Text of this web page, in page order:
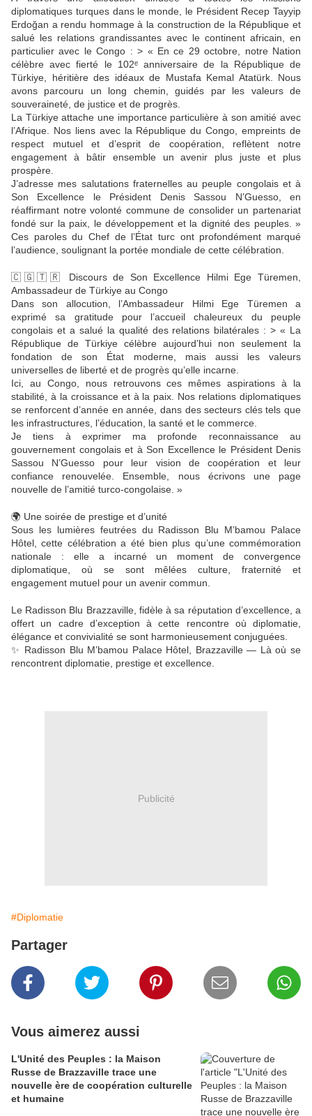
diplomatiques turques dans le monde, le Président Recep Tayyip
Erdoğan a rendu hommage à la construction de la République et
salué les relations grandissantes avec le continent africain, en
particulier avec le Congo : > « En ce 29 octobre, notre Nation
célèbre avec fierté le 102ᵉ anniversaire de la République de
Türkiye, héritière des idéaux de Mustafa Kemal Atatürk. Nous
avons parcouru un long chemin, guidés par les valeurs de
souveraineté, de justice et de progrès.
La Türkiye attache une importance particulière à son amitié avec
l’Afrique. Nos liens avec la République du Congo, empreints de
respect mutuel et d’esprit de coopération, reflètent notre
engagement à bâtir ensemble un avenir plus juste et plus
prospère.
J’adresse mes salutations fraternelles au peuple congolais et à
Son Excellence le Président Denis Sassou N’Guesso, en
réaffirmant notre volonté commune de consolider un partenariat
fondé sur la paix, le développement et la dignité des peuples. »
Ces paroles du Chef de l’État turc ont profondément marqué
l’audience, soulignant la portée mondiale de cette célébration.
🇨🇬🇹🇷 Discours de Son Excellence Hilmi Ege Türemen,
Ambassadeur de Türkiye au Congo
Dans son allocution, l’Ambassadeur Hilmi Ege Türemen a
exprimé sa gratitude pour l’accueil chaleureux du peuple
congolais et a salué la qualité des relations bilatérales : > « La
République de Türkiye célèbre aujourd’hui non seulement la
fondation de son État moderne, mais aussi les valeurs
universelles de liberté et de progrès qu’elle incarne.
Ici, au Congo, nous retrouvons ces mêmes aspirations à la
stabilité, à la croissance et à la paix. Nos relations diplomatiques
se renforcent d’année en année, dans des secteurs clés tels que
les infrastructures, l’éducation, la santé et le commerce.
Je tiens à exprimer ma profonde reconnaissance au
gouvernement congolais et à Son Excellence le Président Denis
Sassou N’Guesso pour leur vision de coopération et leur
confiance renouvelée. Ensemble, nous écrivons une page
nouvelle de l’amitié turco-congolaise. »
🌍 Une soirée de prestige et d’unité
Sous les lumières feutrées du Radisson Blu M’bamou Palace
Hôtel, cette célébration a été bien plus qu’une commémoration
nationale : elle a incarné un moment de convergence
diplomatique, où se sont mêlées culture, fraternité et
engagement mutuel pour un avenir commun.
Le Radisson Blu Brazzaville, fidèle à sa réputation d’excellence, a
offert un cadre d’exception à cette rencontre où diplomatie,
élégance et convivialité se sont harmonieusement conjuguées.
✨ Radisson Blu M’bamou Palace Hôtel, Brazzaville — Là où se
rencontrent diplomatie, prestige et excellence.
Publicité
#Diplomatie
Partager
Vous aimerez aussi
L'Unité des Peuples : la Maison
Russe de Brazzaville trace une
nouvelle ère de coopération culturelle
et humaine